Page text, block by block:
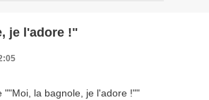
je l'adore !"